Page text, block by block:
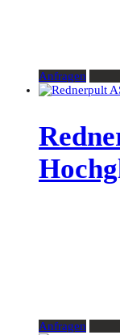
Anfragen
Anfragen